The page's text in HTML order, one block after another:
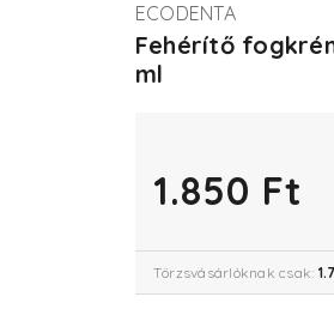
ECODENTA
Fehérítő
ml
1.850 Ft
Törzsvásárlóknak csak: